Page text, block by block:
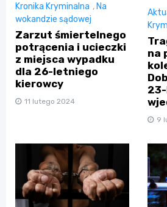
Kronika Kryminalna , Na
wokandzie sądowej
Zarzut śmiertelnego
potrącenia i ucieczki
z miejsca wypadku
dla 26-letniego
kierowcy
11 lutego 2024
na
9